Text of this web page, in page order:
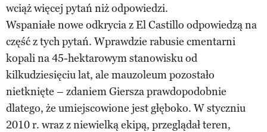
wciąż więcej pytań niż odpowiedzi.
Wspaniałe nowe odkrycia z El Castillo odpowiedzą na
część z tych pytań. Wprawdzie rabusie cmentarni
kopali na 45-hektarowym stanowisku od
kilkudziesięciu lat, ale mauzoleum pozostało
nietknięte – zdaniem Giersza prawdopodobnie
dlatego, że umiejscowione jest głęboko. W styczniu
2010 r. wraz z niewielką ekipą, przeglądał teren,